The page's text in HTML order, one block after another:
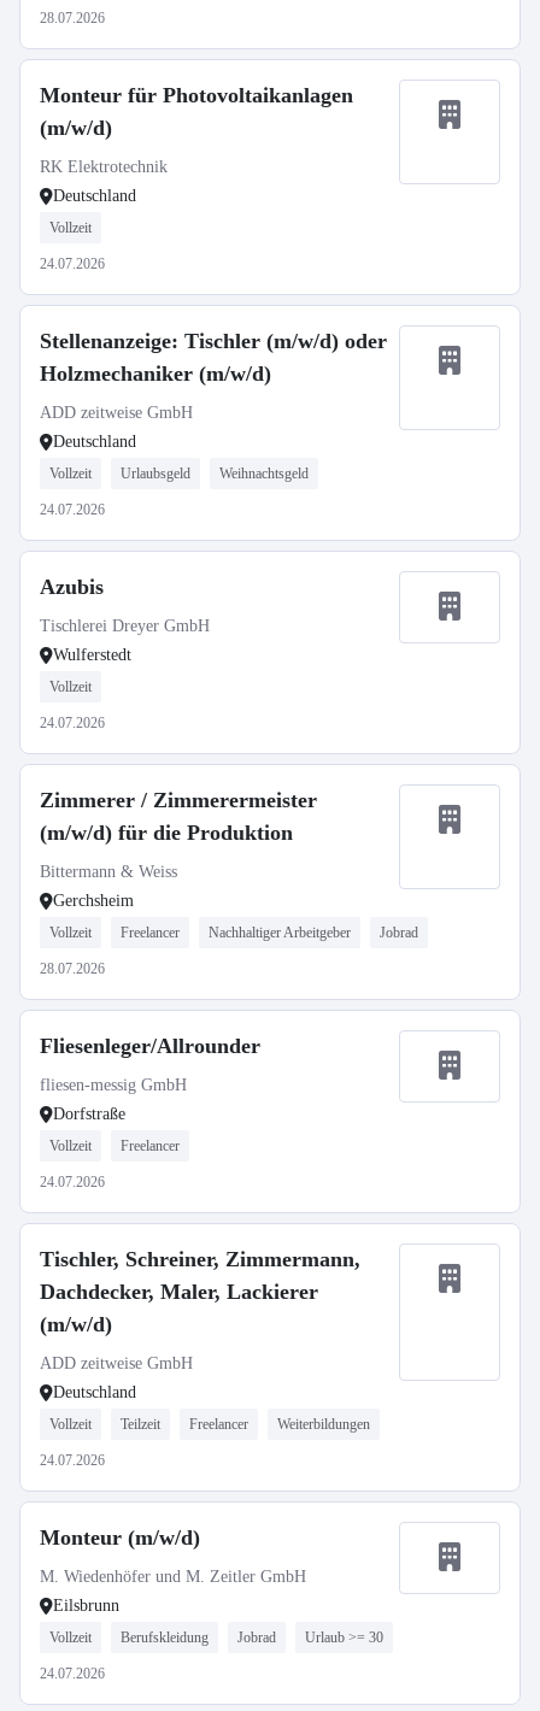
28.07.2026
Monteur für Photovoltaikanlagen
(m/w/d)
RK Elektrotechnik
Deutschland
Vollzeit
24.07.2026
Stellenanzeige: Tischler (m/w/d) oder
Holzmechaniker (m/w/d)
ADD zeitweise GmbH
Deutschland
Vollzeit Urlaubsgeld Weihnachtsgeld
24.07.2026
Azubis
Tischlerei Dreyer GmbH
Wulferstedt
Vollzeit
24.07.2026
Zimmerer / Zimmerermeister
(m/w/d) für die Produktion
Bittermann & Weiss
Gerchsheim
Vollzeit Freelancer Nachhaltiger Arbeitgeber Jobrad
28.07.2026
Fliesenleger/Allrounder
fliesen-messig GmbH
Dorfstraße
Vollzeit Freelancer
24.07.2026
Tischler, Schreiner, Zimmermann,
Dachdecker, Maler, Lackierer
(m/w/d)
ADD zeitweise GmbH
Deutschland
Vollzeit Teilzeit Freelancer Weiterbildungen
24.07.2026
Monteur (m/w/d)
M. Wiedenhöfer und M. Zeitler GmbH
Eilsbrunn
Vollzeit Berufskleidung Jobrad Urlaub >= 30
24.07.2026